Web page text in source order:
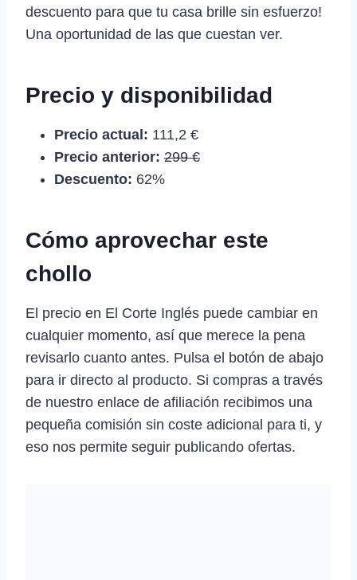
descuento para que tu casa brille sin esfuerzo!
Una oportunidad de las que cuestan ver.
Precio y disponibilidad
Precio actual: 111,2 €
Precio anterior: 299 €
Descuento: 62%
Cómo aprovechar este
chollo
El precio en El Corte Inglés puede cambiar en
cualquier momento, así que merece la pena
revisarlo cuanto antes. Pulsa el botón de abajo
para ir directo al producto. Si compras a través
de nuestro enlace de afiliación recibimos una
pequeña comisión sin coste adicional para ti, y
eso nos permite seguir publicando ofertas.